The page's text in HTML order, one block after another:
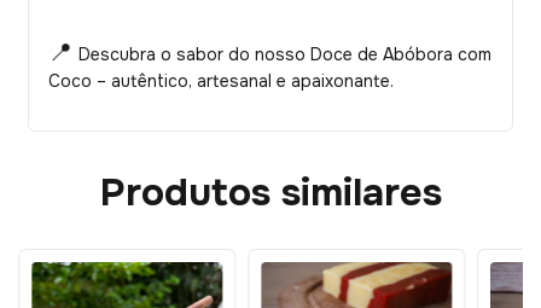
📍 Descubra o sabor do nosso Doce de Abóbora com
Coco – autêntico, artesanal e apaixonante.
Produtos similares